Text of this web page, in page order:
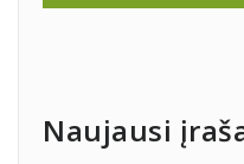
Naujausi